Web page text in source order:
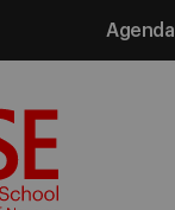
Agenda